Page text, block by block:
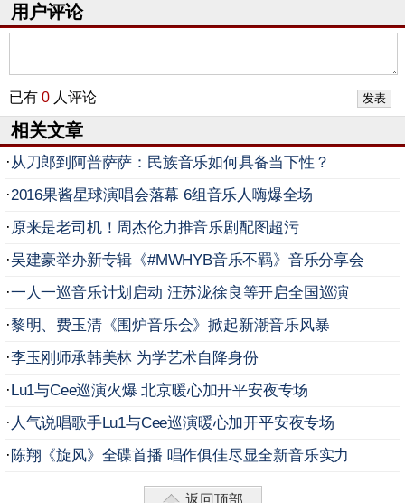
用户评论
已有 0 人评论
相关文章
·从刀郎到阿普萨萨：民族音乐如何具备当下性？
·2016果酱星球演唱会落幕 6组音乐人嗨爆全场
· 原来是老司机！周杰伦力推音乐剧配图超污
·吴建豪举办新专辑《#MWHYB音乐不羁》音乐分享会
·一人一巡音乐计划启动 汪苏泷徐良等开启全国巡演
·黎明、费玉清《围炉音乐会》掀起新潮音乐风暴
·李玉刚师承韩美林 为学艺术自降身份
·Lu1与Cee巡演火爆 北京暖心加开平安夜专场
· 人气说唱歌手Lu1与Cee巡演暖心加开平安夜专场
· 陈翔《旋风》全碟首播 唱作俱佳尽显全新音乐实力
返回顶部